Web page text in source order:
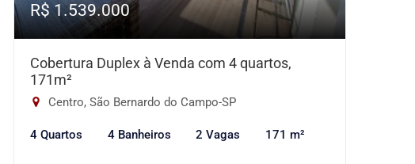
R$ 1.539.000
Cobertura Duplex à Venda com 4 quartos,
171m²
Centro, São Bernardo do Campo-SP
4 Quartos 4 Banheiros 2 Vagas 171 m²